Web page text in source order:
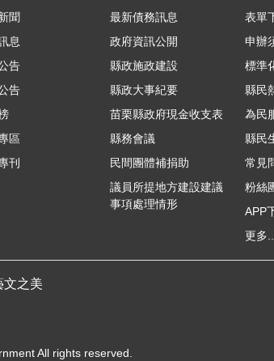
聞
息
告
告
區
刊
最新債務訊息
政府資訊公開
縣政施政建設
縣政大事紀要
苗栗縣政府現金收支表
縣務會議
民間團體補捐助
議員所提地方建設建議
事項處理情形
表單
申辦
標準
縣民
為民
縣民
常見
粉絲
APP
更多...
文之美
All rights reserved.